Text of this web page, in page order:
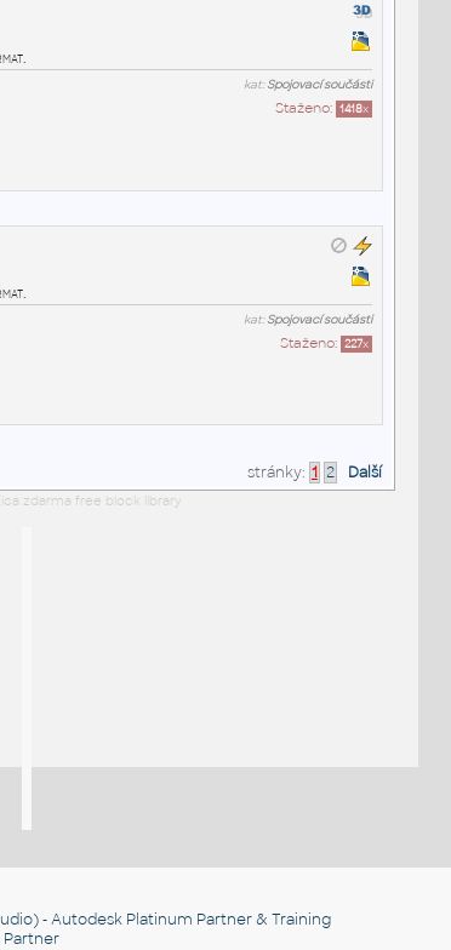
kat:Spojovací součásti
Staženo: 1418x
kat:Spojovací součásti
Staženo: 227x
stránky: 1 2 Další
zdarma free block library
- Autodesk Platinum Partner & Training
Partner